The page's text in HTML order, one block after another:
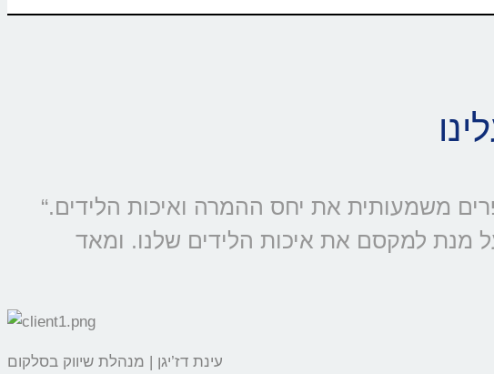
“מוצרי קולמי מוטמעים בכל קמפיין של סלקום ונטוויז’ן, החל משנת 2009 ומשפרים משמעותית את יחס ההמרה ואיכות הלידים.
על מנת למקסם את איכות הלידים שלנו. ומאד
עינת דז’יגן | מנהלת שיווק בסלקום